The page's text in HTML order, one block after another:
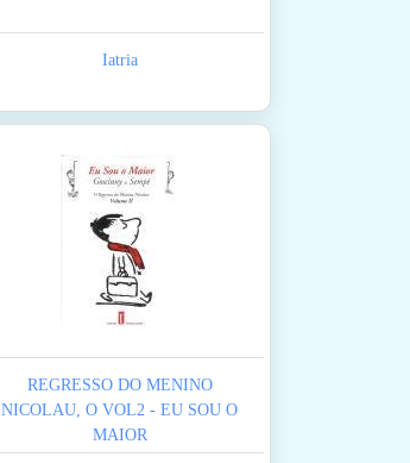
Iatria
REGRESSO DO MENINO
NICOLAU, O VOL2 - EU SOU O
MAIOR